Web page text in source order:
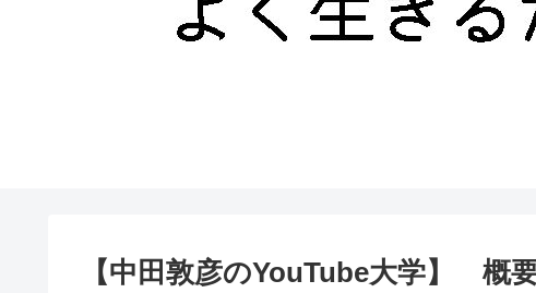
【中田敦彦のYouTube大学】 概